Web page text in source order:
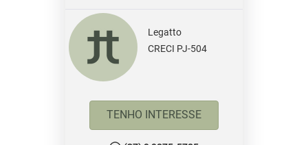
Legatto
CRECI PJ-504
TENHO INTERESSE